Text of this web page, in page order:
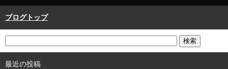
ブログトップ
最近の投稿